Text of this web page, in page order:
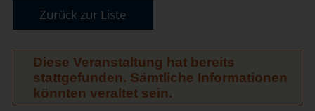
Zurück zur Liste
Diese Veranstaltung hat bereits
stattgefunden. Sämtliche Informationen
könnten veraltet sein.